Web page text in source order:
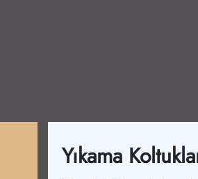
Bekleme